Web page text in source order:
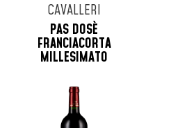
CAVALLERI
PAS DOSÈ
FRANCIACORTA
MILLESIMATO